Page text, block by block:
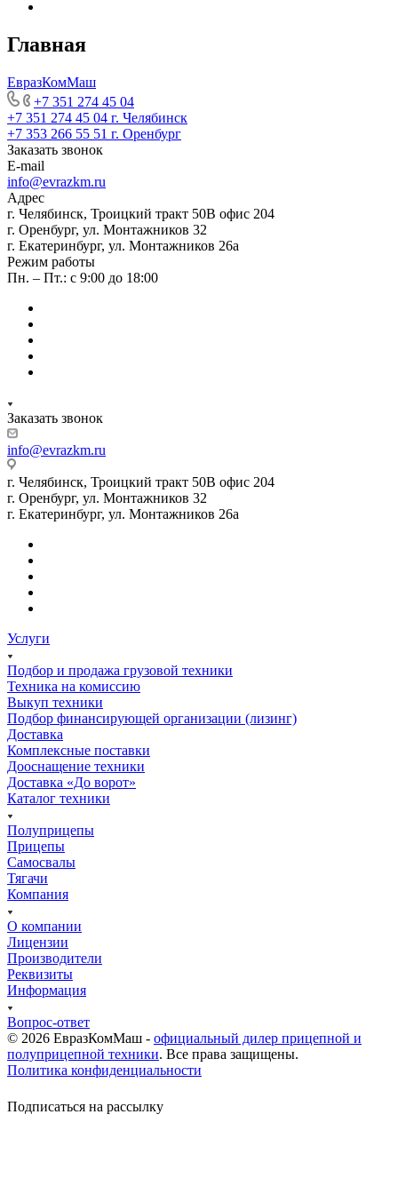
Главная
ЕвразКомМаш
+7 351 274 45 04
+7 351 274 45 04 г. Челябинск
+7 353 266 55 51 г. Оренбург
Заказать звонок
E-mail
info@evrazkm.ru
Адрес
г. Челябинск, Троицкий тракт 50В офис 204
г. Оренбург, ул. Монтажников 32
г. Екатеринбург, ул. Монтажников 26а
Режим работы
Пн. – Пт.: с 9:00 до 18:00
Заказать звонок
info@evrazkm.ru
г. Челябинск, Троицкий тракт 50В офис 204
г. Оренбург, ул. Монтажников 32
г. Екатеринбург, ул. Монтажников 26а
Услуги
Подбор и продажа грузовой техники
Техника на комиссию
Выкуп техники
Подбор финансирующей организации (лизинг)
Доставка
Комплексные поставки
Дооснащение техники
Доставка «До ворот»
Каталог техники
Полуприцепы
Прицепы
Самосвалы
Тягачи
Компания
О компании
Лицензии
Производители
Реквизиты
Информация
Вопрос-ответ
© 2026 ЕвразКомМаш - официальный дилер прицепной и
полуприцепной техники. Все права защищены.
Политика конфиденциальности
Подписаться на рассылку